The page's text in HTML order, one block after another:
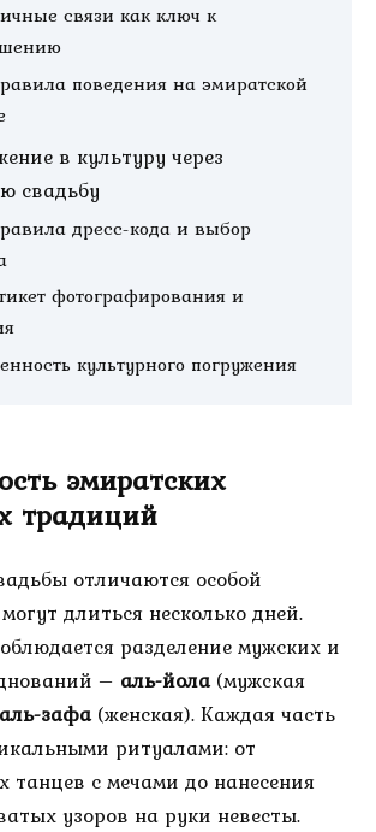
связи как ключ к
поведения на эмиратской
в культуру через
свадьбу
дресс-кода и выбор
фотографирования и
культурного погружения
эмиратских
традиций
отличаются особой
длиться несколько дней.
разделение мужских и
– аль-йола(мужская
аль-зафа(женская). Каждая часть
ритуалами: от
танцев с мечами до нанесения
узоров на руки невесты.